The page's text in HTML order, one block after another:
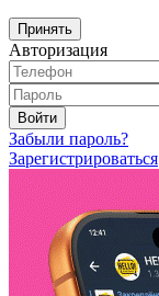
Принять
Авторизация
Войти
Забыли пароль?
Зарегистрироваться